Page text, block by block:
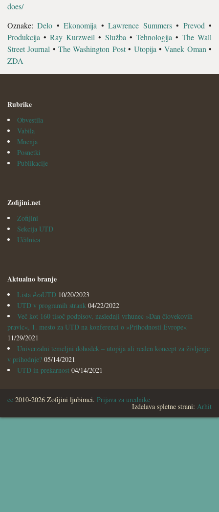
does/
Oznake:Delo •Ekonomija •Lawrence Summers• Prevod •
Produkcija •Ray Kurzweil • Služba • Tehnologija • The Wall
Street Journal •The Washington Post• Utopija •Vanek Oman •
ZDA
Rubrike
Obvestila
Vabila
Mnenja
Posnetki
Publikacije
Zofijini.net
Zofijini
Sekcija UTD
Učilnica
Aktualno branje
Lista #zaUTD 10/20/2023
UTD v programih strank 04/22/2022
Več kot 160 tisoč podpisov, naslednji vrhunec »Dan človekovih
pravic«, 1. mesto za UTD na konferenci o »Prihodnosti Evrope«
11/29/2021
Univerzalni temeljni dohodek – utopija ali realen koncept za življenje
v prihodnje? 05/14/2021
UTD in prekarnost 04/14/2021
cc 2010-2026 Zofijini ljubimci. Prijava za urednike
Izdelava spletne strani: Arhit